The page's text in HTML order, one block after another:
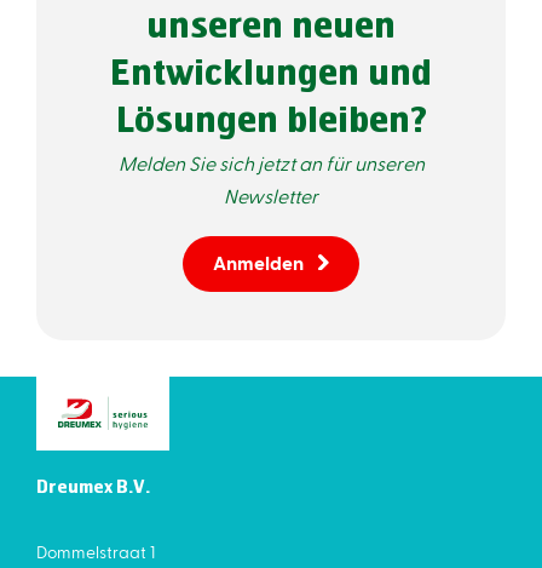
unseren neuen
Entwicklungen und
Lösungen bleiben?
Melden Sie sich jetzt an für unseren
Newsletter
Anmelden
Dreumex B.V.
Dommelstraat 1